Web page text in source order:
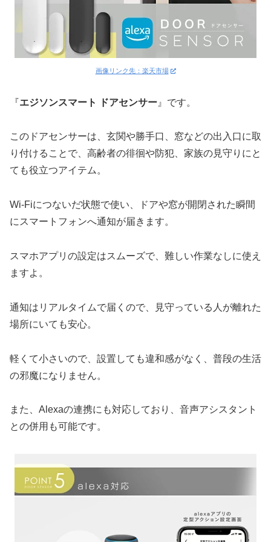
画像リンク先：楽天市場
『エジソンスマート ドアセンサー 』です。
このドアセンサーは、玄関や勝手口、窓などの出入口に取
り付けることで、高齢者の徘徊や防犯、家族の見守りにと
ても役立つアイテム。
Wi-Fiにつないだ状態で使い、ドアや窓が開閉された瞬間
にスマートフォンへ通知が届きます。
スマホアプリの設定はスムーズで、難しい作業なしに使え
ますよ。
通知はリアルタイムで届くので、見守っている人が離れた
場所にいても安心。
軽くて小さいので、設置しても違和感がなく、普段の生活
の邪魔になりません。
また、Alexaの連携にも対応しており、音声アシスタント
との併用も可能です。